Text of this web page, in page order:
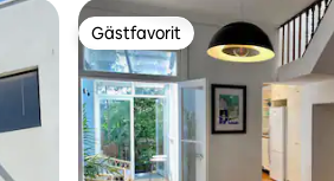
Gästfavorit
Gästfavorit